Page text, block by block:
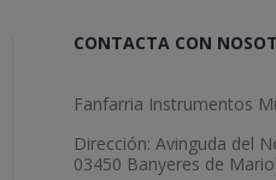
CONTACTA CON
Fanfarria Instrumentos
Dirección: Avinguda del
03450 Banyeres de